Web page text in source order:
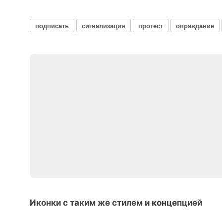
подписать сигнализация протест оправдание
Иконки с таким же стилем и концепцией